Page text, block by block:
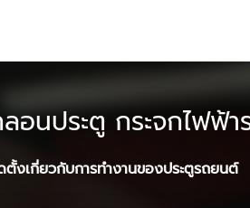
อนประตู กระจกไฟฟ้
งเกี่ยวกับการทำงานของประตูรถยนต์